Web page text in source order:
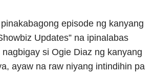
episode ng kanyang
Updates” na ipinalabas
si Ogie Diaz ng kanyang
ayaw na raw niyang intindihin pa